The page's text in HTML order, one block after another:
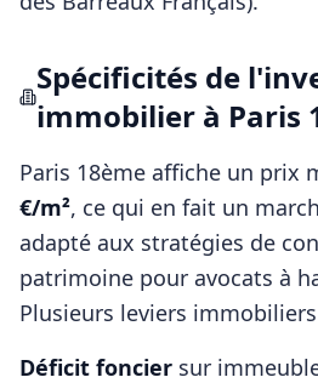
Spécificités de
immobilier à Paris
Paris 18ème affiche un prix
€/m², ce qui en fait un
adapté aux stratégies de
patrimoine pour avocats à
Plusieurs leviers
Déficit foncier sur